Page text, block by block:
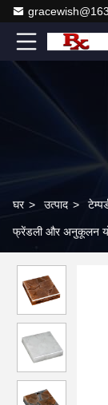
घर > उत्पाद >
फ्रेंडली और अनुकूलन